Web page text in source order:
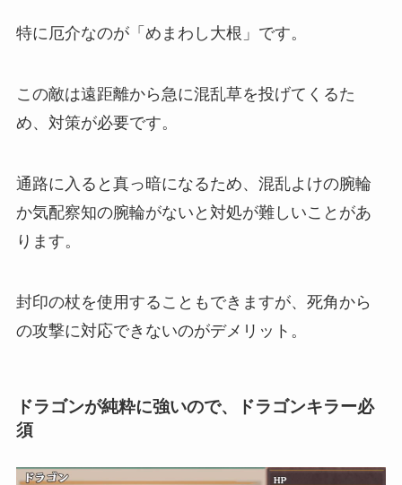
特に厄介なのが「めまわし大根」です。
この敵は遠距離から急に混乱草を投げてくるた
め、対策が必要です。
通路に入ると真っ暗になるため、混乱よけの腕輪
か気配察知の腕輪がないと対処が難しいことがあ
ります。
封印の杖を使用することもできますが、死角から
の攻撃に対応できないのがデメリット。
ドラゴンが純粋に強いので、ドラゴンキラー必
須